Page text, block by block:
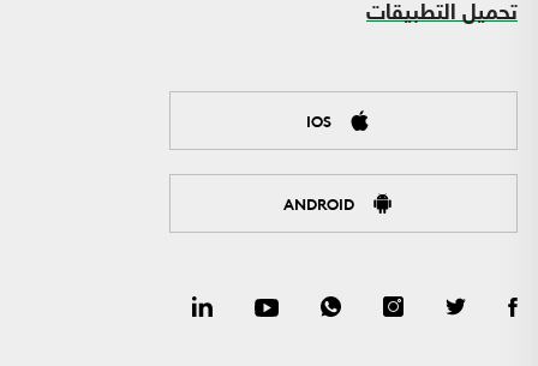
تحميل التطبيقات
IOS
ANDROID